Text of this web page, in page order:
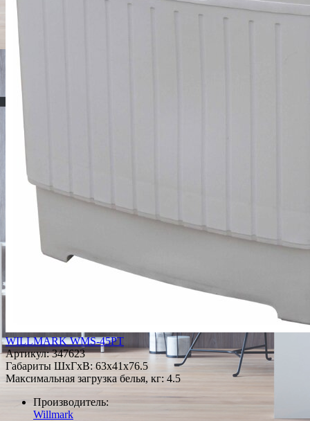
WILLMARK WMS-45PT
Артикул:347623
Габариты ШxГxВ: 63x41x76.5
Максимальная загрузка белья, кг: 4.5
Производитель:
Willmark